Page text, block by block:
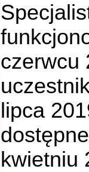
czerwcu
lipca
kwietniu